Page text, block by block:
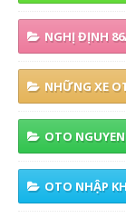
NGHỊ ĐỊNH
NHỮNG XE
OTO NGUYEN
OTO NHẬP